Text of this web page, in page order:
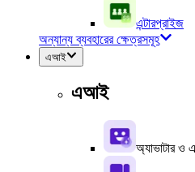
এন্টারপ্রাইজ
অন্যান্য ব্যবহারের ক্ষেত্রসমূহ
এআই
এআই
অ্যাভাটার